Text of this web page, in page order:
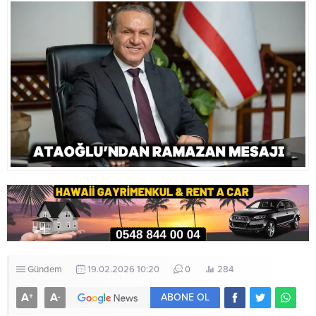
Birçok girişim de oldu ama...
Gündem 19.02.2026 10:20 0 284
A+ A- ABONE OL